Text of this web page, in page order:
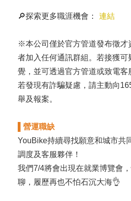
🔎探索更多職涯機會： 連結
※本公司僅於官方管道發布徵才
者加入任何通訊群組。若接獲可
覺，並可透過官方管道或致電客
若發現有詐騙疑慮，請主動向
舉及報案。
▌營運職缺
YouBike持續尋找願意和城市共
調度及客服夥伴！
我們7/4將會出現在就業博覽會
聊，履歷再也不怕石沉大海👌